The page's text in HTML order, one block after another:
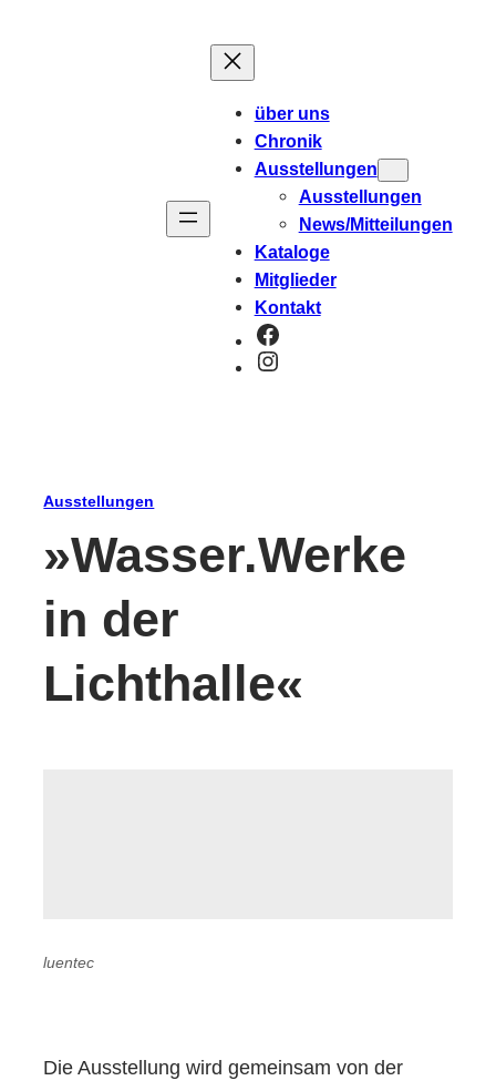
über uns
Chronik
Ausstellungen
Ausstellungen
News/Mitteilungen
Kataloge
Mitglieder
Kontakt
Facebook
Instagram
Ausstellungen
»Wasser.Werke
in der
Lichthalle«
luentec
Die Ausstellung wird gemeinsam von der